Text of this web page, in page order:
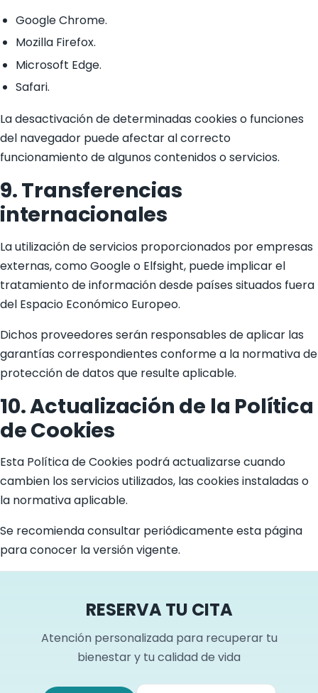
Google Chrome.
Mozilla Firefox.
Microsoft Edge.
Safari.
La desactivación de determinadas cookies o funciones
del navegador puede afectar al correcto
funcionamiento de algunos contenidos o servicios.
9. Transferencias
internacionales
La utilización de servicios proporcionados por empresas
externas, como Google o Elfsight, puede implicar el
tratamiento de información desde países situados fuera
del Espacio Económico Europeo.
Dichos proveedores serán responsables de aplicar las
garantías correspondientes conforme a la normativa de
protección de datos que resulte aplicable.
10. Actualización de la Política
de Cookies
Esta Política de Cookies podrá actualizarse cuando
cambien los servicios utilizados, las cookies instaladas o
la normativa aplicable.
Se recomienda consultar periódicamente esta página
para conocer la versión vigente.
RESERVA TU CITA
Atención personalizada para recuperar tu
bienestar y tu calidad de vida